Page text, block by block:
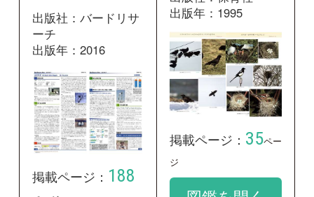
掲載ページ：188
ページ 図鑑を開く
原色 日本野鳥
生態図鑑―陸鳥
編
出版年：1995
原寸大写真図鑑
出版社：文一総合出
出版年：2004